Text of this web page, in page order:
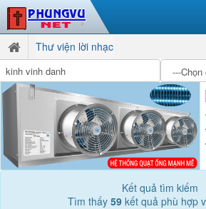
Thư viện lời nhạc
Kết quả tìm kiếm
Tìm thấy 59kết quả phù hợp